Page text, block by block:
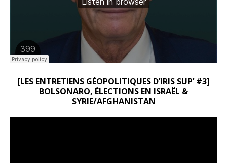
[LES ENTRETIENS GÉOPOLITIQUES D’IRIS SUP’ #3]
BOLSONARO, ÉLECTIONS EN ISRAËL &
SYRIE/AFGHANISTAN